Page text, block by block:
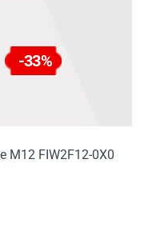
-33%
M12 FIW2F12-0X0